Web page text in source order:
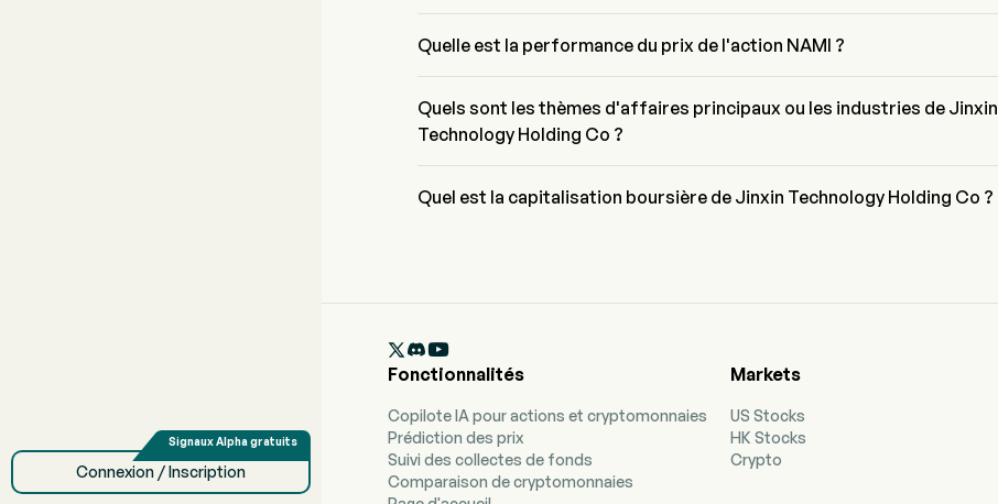
Connexion / Inscription
Quelle est la performance du prix de l'action NAMI ?
journée de trading.
Quels sont les thèmes d'affaires principaux ou les industries de Jinxin
Technology Holding Co ?
Services et le secteur est Consumer Discretionary
Quel est la capitalisation boursière de Jinxin Technology Holding Co ?

Fonctionnalités
Copilote IA pour actions et cryptomonnaies
Prédiction des prix
Suivi des collectes de fonds
Comparaison de cryptomonnaies
Markets
US Stocks
HK Stocks
Crypto